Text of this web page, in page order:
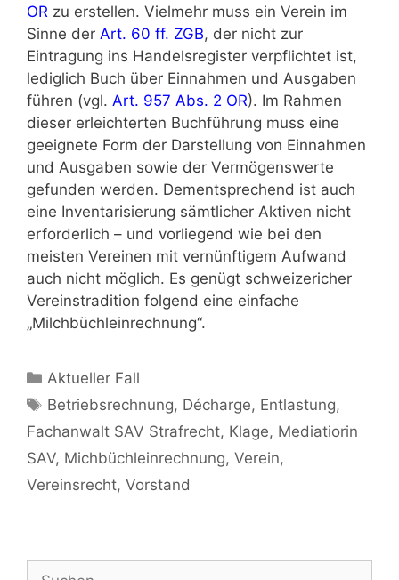
OR zu erstellen. Vielmehr muss ein Verein im
Sinne der Art. 60 ff. ZGB, der nicht zur
Eintragung ins Handelsregister verpflichtet ist,
lediglich Buch über Einnahmen und Ausgaben
führen (vgl. Art. 957 Abs. 2 OR). Im Rahmen
dieser erleichterten Buchführung muss eine
geeignete Form der Darstellung von Einnahmen
und Ausgaben sowie der Vermögenswerte
gefunden werden. Dementsprechend ist auch
eine Inventarisierung sämtlicher Aktiven nicht
erforderlich – und vorliegend wie bei den
meisten Vereinen mit vernünftigem Aufwand
auch nicht möglich. Es genügt schweizericher
Vereinstradition folgend eine einfache
„Milchbüchleinrechnung“.
Aktueller Fall
Betriebsrechnung, Décharge, Entlastung,
Fachanwalt SAV Strafrecht, Klage, Mediatiorin
SAV, Michbüchleinrechnung, Verein,
Vereinsrecht, Vorstand